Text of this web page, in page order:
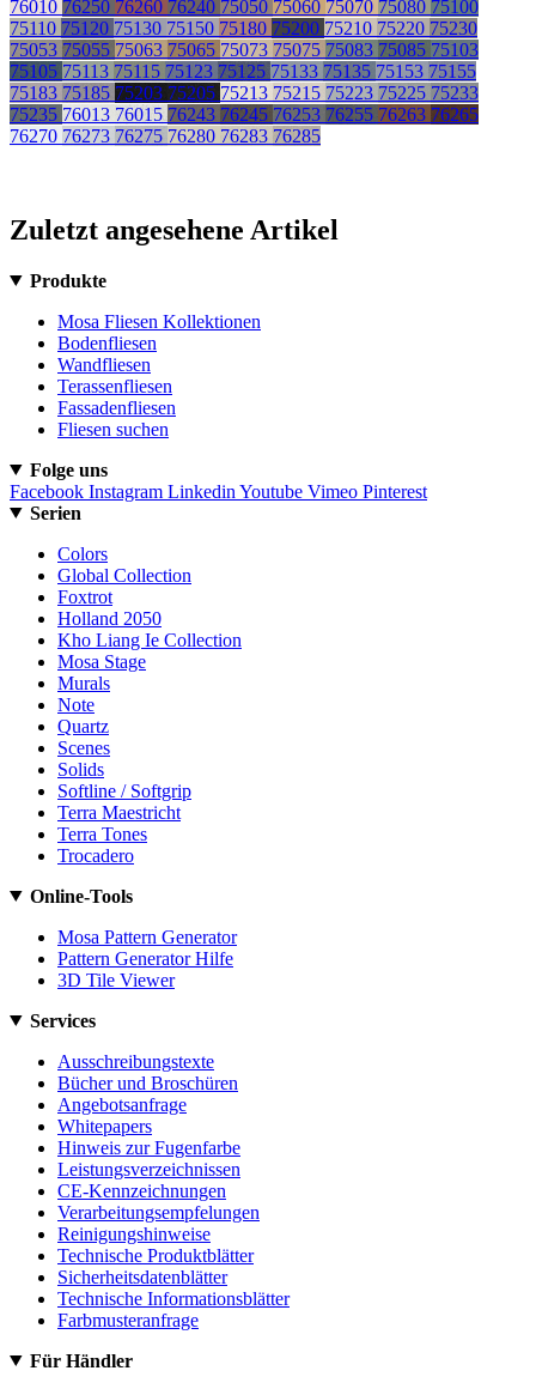
76010 76250 76260 76240 75050 75060 75070 75080 75100
75110 75120 75130 75150 75180 75200 75210 75220 75230
75053 75055 75063 75065 75073 75075 75083 75085 75103
75105 75113 75115 75123 75125 75133 75135 75153 75155
75183 75185 75203 75205 75213 75215 75223 75225 75233
75235 76013 76015 76243 76245 76253 76255 76263 76265
76270 76273 76275 76280 76283 76285
Zuletzt angesehene Artikel
Produkte
Mosa Fliesen Kollektionen
Bodenfliesen
Wandfliesen
Terassenfliesen
Fassadenfliesen
Fliesen suchen
Folge uns
Facebook Instagram Linkedin Youtube Vimeo Pinterest
Serien
Colors
Global Collection
Foxtrot
Holland 2050
Kho Liang Ie Collection
Mosa Stage
Murals
Note
Quartz
Scenes
Solids
Softline / Softgrip
Terra Maestricht
Terra Tones
Trocadero
Online-Tools
Mosa Pattern Generator
Pattern Generator Hilfe
3D Tile Viewer
Services
Ausschreibungstexte
Bücher und Broschüren
Angebotsanfrage
Whitepapers
Hinweis zur Fugenfarbe
Leistungsverzeichnissen
CE-Kennzeichnungen
Verarbeitungsempfelungen
Reinigungshinweise
Technische Produktblätter
Sicherheitsdatenblätter
Technische Informationsblätter
Farbmusteranfrage
Für Händler